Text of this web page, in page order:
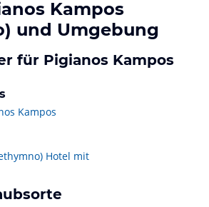
Kampos
und Umgebung
für Pigianos Kampos
Kampos
Hotel mit